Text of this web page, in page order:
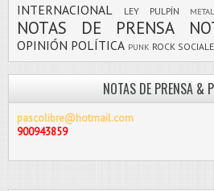
INTERNACIONAL LEY PULPÍN METAL
NOTAS DE PRENSA
OPINIÓN POLÍTICA PUNK ROCK
NOTAS DE PRENSA &
pascolibre@hotmail.com
900943859